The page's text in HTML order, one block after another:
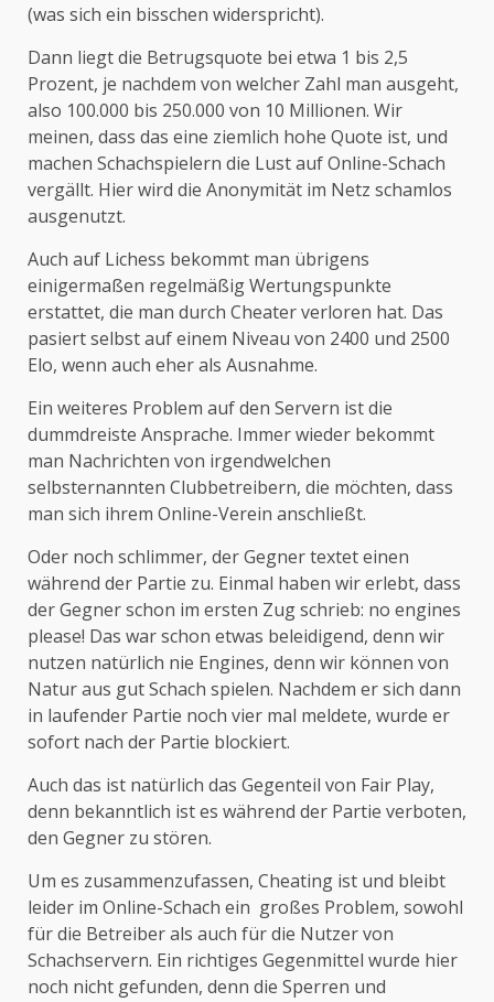
(was sich ein bisschen widerspricht).
Dann liegt die Betrugsquote bei etwa 1 bis 2,5
Prozent, je nachdem von welcher Zahl man ausgeht,
also 100.000 bis 250.000 von 10 Millionen. Wir
meinen, dass das eine ziemlich hohe Quote ist, und
machen Schachspielern die Lust auf Online-Schach
vergällt. Hier wird die Anonymität im Netz schamlos
ausgenutzt.
Auch auf Lichess bekommt man übrigens
einigermaßen regelmäßig Wertungspunkte
erstattet, die man durch Cheater verloren hat. Das
pasiert selbst auf einem Niveau von 2400 und 2500
Elo, wenn auch eher als Ausnahme.
Ein weiteres Problem auf den Servern ist die
dummdreiste Ansprache. Immer wieder bekommt
man Nachrichten von irgendwelchen
selbsternannten Clubbetreibern, die möchten, dass
man sich ihrem Online-Verein anschließt.
Oder noch schlimmer, der Gegner textet einen
während der Partie zu. Einmal haben wir erlebt, dass
der Gegner schon im ersten Zug schrieb: no engines
please! Das war schon etwas beleidigend, denn wir
nutzen natürlich nie Engines, denn wir können von
Natur aus gut Schach spielen. Nachdem er sich dann
in laufender Partie noch vier mal meldete, wurde er
sofort nach der Partie blockiert.
Auch das ist natürlich das Gegenteil von Fair Play,
denn bekanntlich ist es während der Partie verboten,
den Gegner zu stören.
Um es zusammenzufassen, Cheating ist und bleibt
leider im Online-Schach ein großes Problem, sowohl
für die Betreiber als auch für die Nutzer von
Schachservern. Ein richtiges Gegenmittel wurde hier
noch nicht gefunden, denn die Sperren und